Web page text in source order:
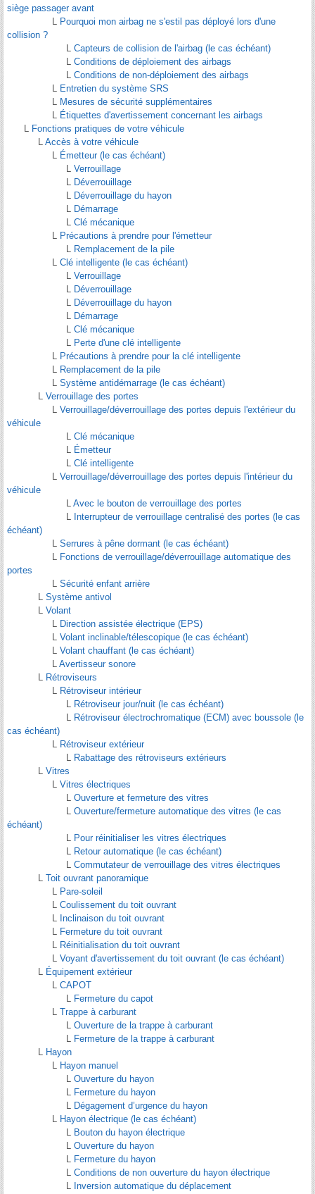
siège passager avant
L Pourquoi mon airbag ne s'estil pas déployé lors d'une
collision ?
L Capteurs de collision de l'airbag (le cas échéant)
L Conditions de déploiement des airbags
L Conditions de non-déploiement des airbags
L Entretien du système SRS
L Mesures de sécurité supplémentaires
L Étiquettes d'avertissement concernant les airbags
L Fonctions pratiques de votre véhicule
L Accès à votre véhicule
L Émetteur (le cas échéant)
L Verrouillage
L Déverrouillage
L Déverrouillage du hayon
L Démarrage
L Clé mécanique
L Précautions à prendre pour l'émetteur
L Remplacement de la pile
L Clé intelligente (le cas échéant)
L Verrouillage
L Déverrouillage
L Déverrouillage du hayon
L Démarrage
L Clé mécanique
L Perte d'une clé intelligente
L Précautions à prendre pour la clé intelligente
L Remplacement de la pile
L Système antidémarrage (le cas échéant)
L Verrouillage des portes
L Verrouillage/déverrouillage des portes depuis l'extérieur du
véhicule
L Clé mécanique
L Émetteur
L Clé intelligente
L Verrouillage/déverrouillage des portes depuis l'intérieur du
véhicule
L Avec le bouton de verrouillage des portes
L Interrupteur de verrouillage centralisé des portes (le cas
échéant)
L Serrures à pêne dormant (le cas échéant)
L Fonctions de verrouillage/déverrouillage automatique des
portes
L Sécurité enfant arrière
L Système antivol
L Volant
L Direction assistée électrique (EPS)
L Volant inclinable/télescopique (le cas échéant)
L Volant chauffant (le cas échéant)
L Avertisseur sonore
L Rétroviseurs
L Rétroviseur intérieur
L Rétroviseur jour/nuit (le cas échéant)
L Rétroviseur électrochromatique (ECM) avec boussole (le
cas échéant)
L Rétroviseur extérieur
L Rabattage des rétroviseurs extérieurs
L Vitres
L Vitres électriques
L Ouverture et fermeture des vitres
L Ouverture/fermeture automatique des vitres (le cas
échéant)
L Pour réinitialiser les vitres électriques
L Retour automatique (le cas échéant)
L Commutateur de verrouillage des vitres électriques
L Toit ouvrant panoramique
L Pare-soleil
L Coulissement du toit ouvrant
L Inclinaison du toit ouvrant
L Fermeture du toit ouvrant
L Réinitialisation du toit ouvrant
L Voyant d'avertissement du toit ouvrant (le cas échéant)
L Équipement extérieur
L CAPOT
L Fermeture du capot
L Trappe à carburant
L Ouverture de la trappe à carburant
L Fermeture de la trappe à carburant
L Hayon
L Hayon manuel
L Ouverture du hayon
L Fermeture du hayon
L Dégagement d’urgence du hayon
L Hayon électrique (le cas échéant)
L Bouton du hayon électrique
L Ouverture du hayon
L Fermeture du hayon
L Conditions de non ouverture du hayon électrique
L Inversion automatique du déplacement